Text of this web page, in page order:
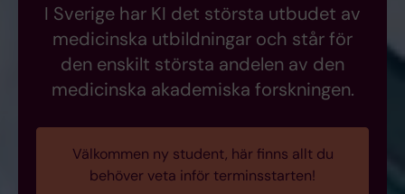
I Sverige har KI det största utbudet av
medicinska utbildningar och står för
den enskilt största andelen av den
medicinska akademiska forskningen.
Välkommen ny student, här finns allt du
behöver veta inför terminsstarten!